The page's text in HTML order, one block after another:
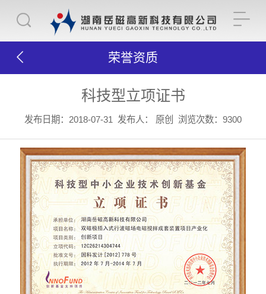
荣誉资质
科技型立项证书
发布日期：2018-07-31 发布人： 原创 浏览次数：9300